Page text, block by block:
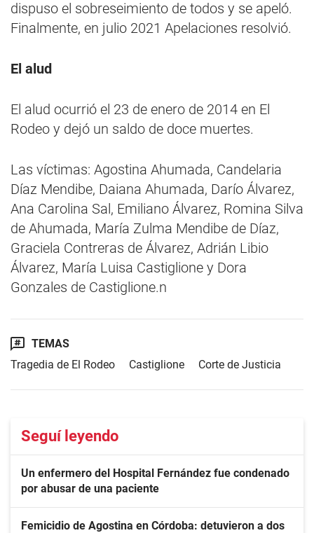
dispuso el sobreseimiento de todos y se apeló.
Finalmente, en julio 2021 Apelaciones resolvió.
El alud
El alud ocurrió el 23 de enero de 2014 en El
Rodeo y dejó un saldo de doce muertes.
Las víctimas: Agostina Ahumada, Candelaria
Díaz Mendibe, Daiana Ahumada, Darío Álvarez,
Ana Carolina Sal, Emiliano Álvarez, Romina Silva
de Ahumada, María Zulma Mendibe de Díaz,
Graciela Contreras de Álvarez, Adrián Libio
Álvarez, María Luisa Castiglione y Dora
Gonzales de Castiglione.n
TEMAS
Tragedia de El Rodeo
Castiglione Corte de Justicia
Seguí leyendo
Un enfermero del Hospital Fernández fue condenado
por abusar de una paciente
Femicidio de Agostina en Córdoba: detuvieron a dos